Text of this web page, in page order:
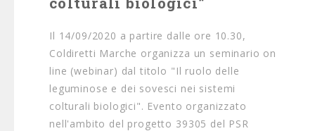
Il 14/09/2020 a partire dalle ore 10.30,
Coldiretti Marche organizza un seminario on
line (webinar) dal titolo "Il ruolo delle
leguminose e dei sovesci nei sistemi
colturali biologici". Evento organizzato
nell'ambito del progetto 39305 del PSR